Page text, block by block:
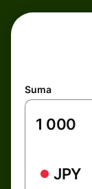
Suma
JPY